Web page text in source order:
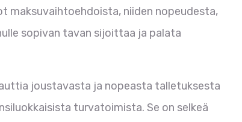
niiden nopeudesta,
sopivan tavan sijoittaa ja palata
joustavasta ja nopeasta talletuksesta
turvatoimista. Se on selkeä